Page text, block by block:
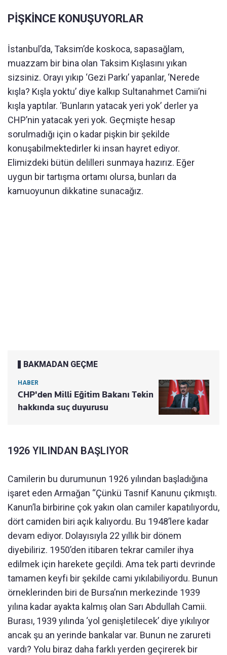
PİŞKİNCE KONUŞUYORLAR
İstanbul’da, Taksim’de koskoca, sapasağlam,
muazzam bir bina olan Taksim Kışlasını yıkan
sizsiniz. Orayı yıkıp ‘Gezi Parkı’ yapanlar, ‘Nerede
kışla? Kışla yoktu’ diye kalkıp Sultanahmet Camii’ni
kışla yaptılar. ‘Bunların yatacak yeri yok’ derler ya
CHP’nin yatacak yeri yok. Geçmişte hesap
sorulmadığı için o kadar pişkin bir şekilde
konuşabilmektedirler ki insan hayret ediyor.
Elimizdeki bütün delilleri sunmaya hazırız. Eğer
uygun bir tartışma ortamı olursa, bunları da
kamuoyunun dikkatine sunacağız.
BAKMADAN GEÇME
HABER
CHP'den Milli Eğitim Bakanı Tekin
hakkında suç duyurusu
1926 YILINDAN BAŞLIYOR
Camilerin bu durumunun 1926 yılından başladığına
işaret eden Armağan “Çünkü Tasnif Kanunu çıkmıştı.
Kanun’la birbirine çok yakın olan camiler kapatılıyordu,
dört camiden biri açık kalıyordu. Bu 1948’lere kadar
devam ediyor. Dolayısıyla 22 yıllık bir dönem
diyebiliriz. 1950’den itibaren tekrar camiler ihya
edilmek için harekete geçildi. Ama tek parti devrinde
tamamen keyfi bir şekilde cami yıkılabiliyordu. Bunun
örneklerinden biri de Bursa’nın merkezinde 1939
yılına kadar ayakta kalmış olan Sarı Abdullah Camii.
Burası, 1939 yılında ‘yol genişletilecek’ diye yıkılıyor
ancak şu an yerinde bankalar var. Bunun ne zarureti
vardı? Yolu biraz daha farklı yerden geçirerek bir